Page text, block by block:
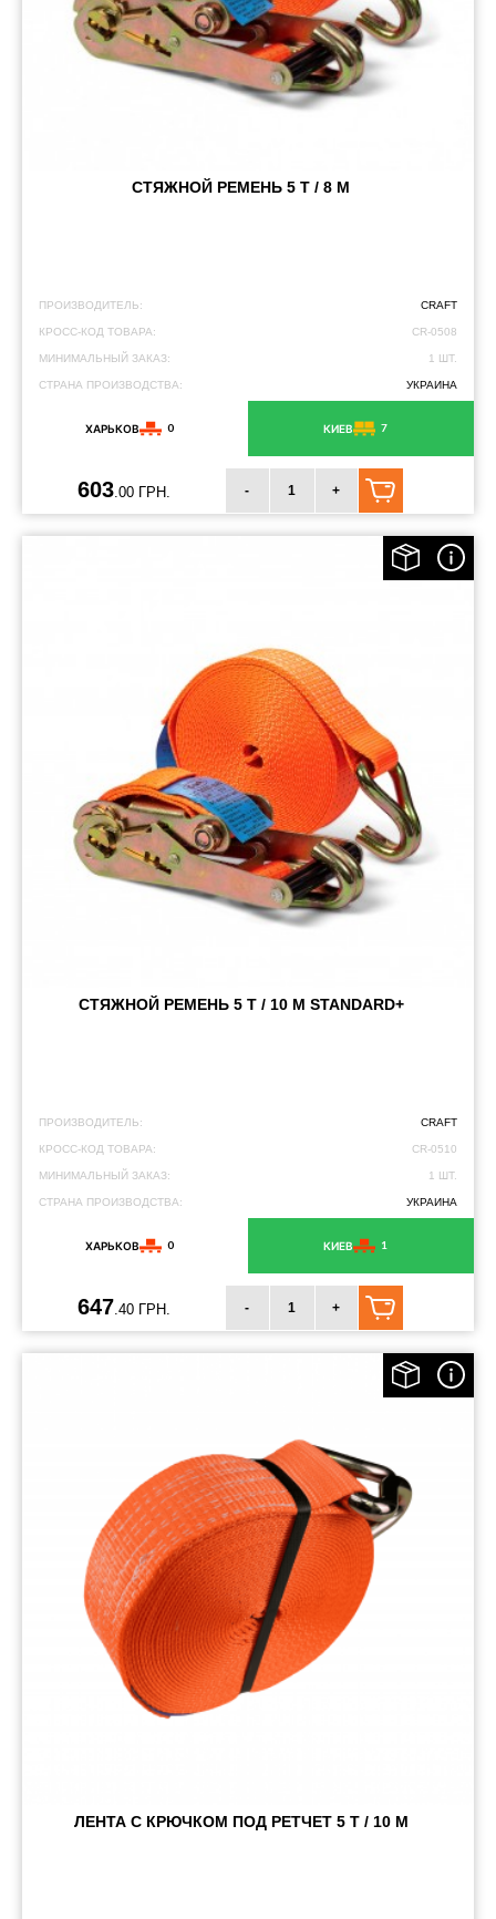
СТЯЖНОЙ РЕМЕНЬ 5 Т / 8 М
ПРОИЗВОДИТЕЛЬ: CRAFT
КРОСС-КОД ТОВАРА: CR-0508
МИНИМАЛЬНЫЙ ЗАКАЗ: 1 ШТ.
СТРАНА ПРОИЗВОДСТВА: УКРАИНА
ХАРЬКОВ 0 КИЕВ 7
603.00 ГРН. - +
СТЯЖНОЙ РЕМЕНЬ 5 Т / 10 М STANDARD+
ПРОИЗВОДИТЕЛЬ: CRAFT
КРОСС-КОД ТОВАРА: CR-0510
МИНИМАЛЬНЫЙ ЗАКАЗ: 1 ШТ.
СТРАНА ПРОИЗВОДСТВА: УКРАИНА
ХАРЬКОВ 0 КИЕВ 1
647 .40 ГРН. - +
ЛЕНТА С КРЮЧКОМ ПОД РЕТЧЕТ 5 Т / 10 М